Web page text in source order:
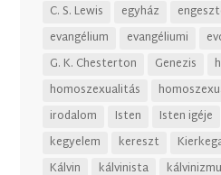
C. S. Lewis
egyház
evangélium
evangéliumi
G. K. Chesterton
Genezis
homoszexualitás
irodalom
Isten Isten igéje
kegyelem
kereszt
Kálvin
kálvinista